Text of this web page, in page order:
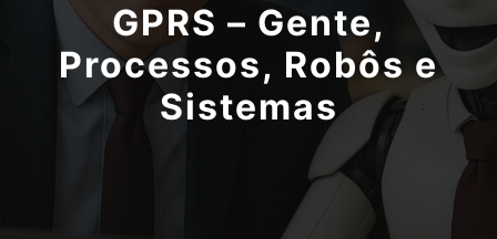
GPRS – Gente,
Processos, Robôs e
Sistemas